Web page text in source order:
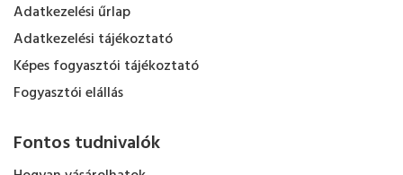
Adatkezelési űrlap
Adatkezelési tájékoztató
Képes fogyasztói tájékoztató
Fogyasztói elállás
Fontos tudnivalók